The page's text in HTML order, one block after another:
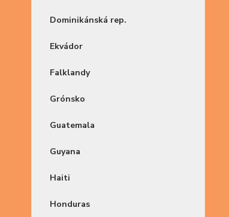
Dominikánská rep.
Ekvádor
Falklandy
Grónsko
Guatemala
Guyana
Haiti
Honduras